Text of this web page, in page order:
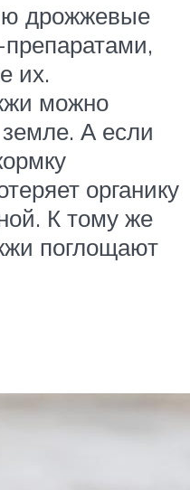
дрожжевые
их.
можно
земле. А если
органику
К тому же
поглощают